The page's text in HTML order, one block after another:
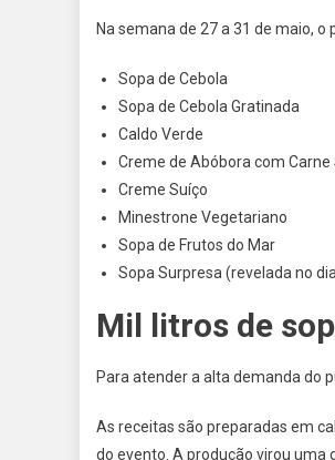
Na semana de 27 a 31 de maio,
Sopa de Cebola
Sopa de Cebola Gratinada
Caldo Verde
Creme de Abóbora com Carne
Creme Suíço
Minestrone Vegetariano
Sopa de Frutos do Mar
Sopa Surpresa (revelada no
Mil litros de
Para atender a alta demanda do
As receitas são preparadas em
do evento. A produção virou uma